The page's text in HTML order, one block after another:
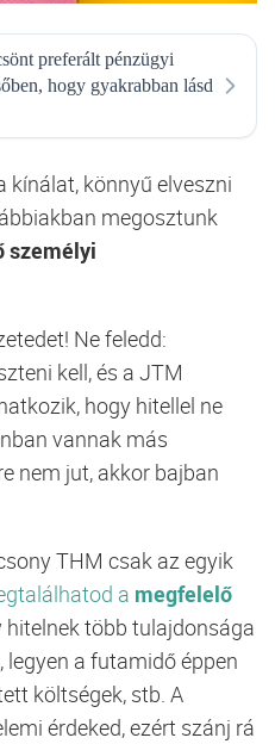
preferált pénzügyi
hogy gyakrabban lásd
könnyű elveszni
megosztunk
személyi
Ne feledd:
kell, és a JTM
hogy hitellel ne
vannak más
nem jut, akkor bajban
THM csak az egyik
a megfelelő
hitelnek több tulajdonsága
legyen a futamidő éppen
költségek, stb. A
érdeked, ezért szánj rá